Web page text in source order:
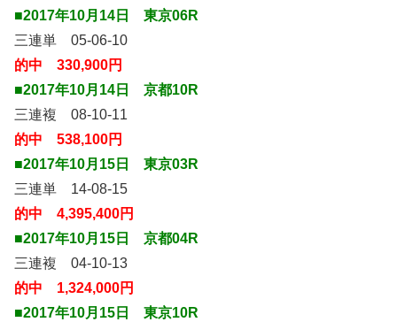
■2017年10月14日 東京06R
三連単 05-06-10
的中 330,900円
■2017年10月14日 京都10R
三連複 08-10-11
的中 538,100円
■2017年10月15日 東京03R
三連単 14-08-15
的中 4,395,400円
■2017年10月15日 京都04R
三連複 04-10-13
的中 1,324,000円
■2017年10月15日 東京10R